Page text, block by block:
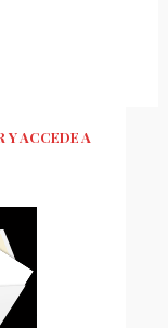
Y ACCEDE A